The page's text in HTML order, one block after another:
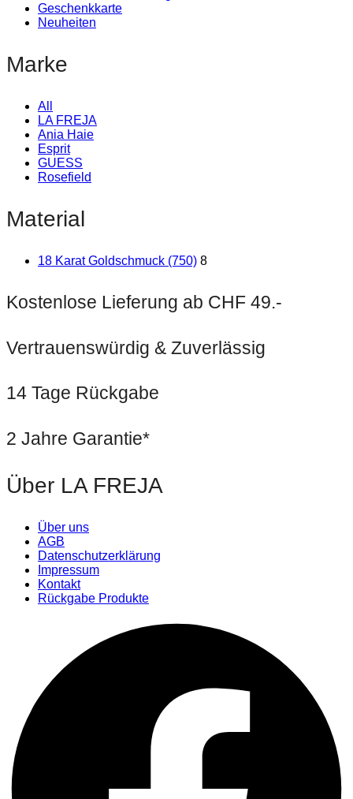
Geschenkkarte
Neuheiten
Marke
All
LA FREJA
Ania Haie
Esprit
GUESS
Rosefield
Material
18 Karat Goldschmuck (750) 8
Kostenlose Lieferung ab CHF 49.-
Vertrauenswürdig & Zuverlässig
14 Tage Rückgabe
2 Jahre Garantie*
Über LA FREJA
Über uns
AGB
Datenschutzerklärung
Impressum
Kontakt
Rückgabe Produkte